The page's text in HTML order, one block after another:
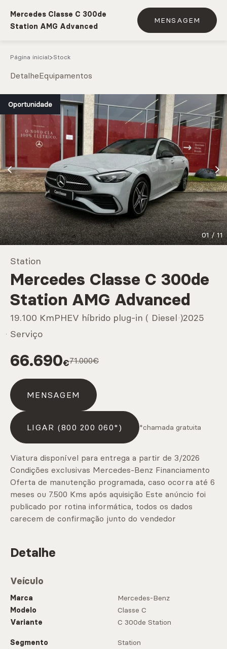
Mercedes Classe C 300de
Station AMG Advanced
MENSAGEM
Página inicial Stock
DetalheEquipamentos
01 / 11
Oportunidade
Station
Mercedes Classe C 300de
Station AMG Advanced
19.100 KmPHEV híbrido plug-in ( Diesel )2025
Serviço
66.690€71.000€
MENSAGEM
LIGAR (800 200 060*) *chamada gratuita
Viatura disponível para entrega a partir de 3/2026
Condições exclusivas Mercedes-Benz Financiamento
Oferta de manutenção programada, caso ocorra até 6
meses ou 7.500 Kms após aquisição Este anúncio foi
publicado por rotina informática, todos os dados
carecem de confirmação junto do vendedor
Detalhe
Veículo
Marca
Mercedes-Benz
Modelo
Classe C
Variante
C 300de Station
Segmento
Station
e.g. Mercedes-Benz; BMW; Ford
Stock
CARREGAR MAIS
Marcas
CARREGAR MAIS
Serviços
CARREGAR MAIS